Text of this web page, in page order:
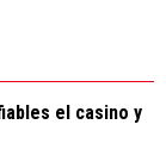
el casino y